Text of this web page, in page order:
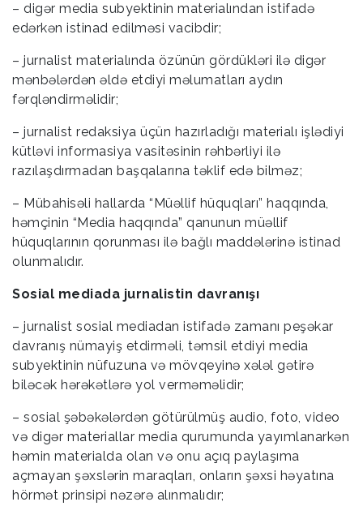
– digər media subyektinin materialından istifadə
edərkən istinad edilməsi vacibdir;
– jurnalist materialında özünün gördükləri ilə digər
mənbələrdən əldə etdiyi məlumatları aydın
fərqləndirməlidir;
– jurnalist redaksiya üçün hazırladığı materialı işlədiyi
kütləvi informasiya vasitəsinin rəhbərliyi ilə
razılaşdırmadan başqalarına təklif edə bilməz;
– Mübahisəli hallarda “Müəllif hüquqları” haqqında,
həmçinin “Media haqqında” qanunun müəllif
hüquqlarının qorunması ilə bağlı maddələrinə istinad
olunmalıdır.
Sosial mediada jurnalistin davranışı
– jurnalist sosial mediadan istifadə zamanı peşəkar
davranış nümayiş etdirməli, təmsil etdiyi media
subyektinin nüfuzuna və mövqeyinə xələl gətirə
biləcək hərəkətlərə yol verməməlidir;
– sosial şəbəkələrdən götürülmüş audio, foto, video
və digər materiallar media qurumunda yayımlanarkən
həmin materialda olan və onu açıq paylaşıma
açmayan şəxslərin maraqları, onların şəxsi həyatına
hörmət prinsipi nəzərə alınmalıdır;